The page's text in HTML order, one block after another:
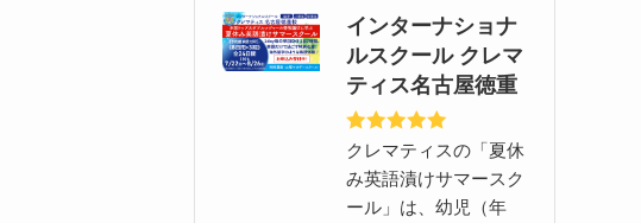
インターナショナ
ルスクール クレマ
ティス名古屋徳重
クレマティスの「夏休
み英語漬けサマースク
ール」は、幼児（年